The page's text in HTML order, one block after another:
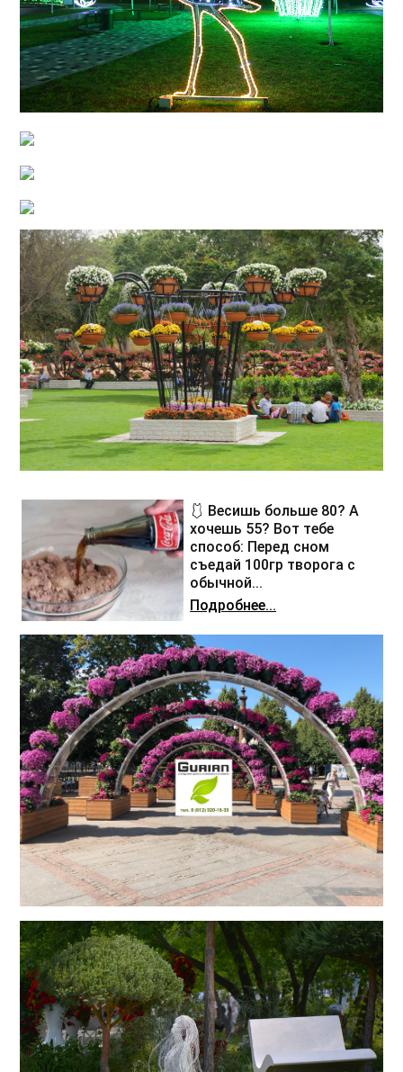
🩱 Весишь больше 80? А
хочешь 55? Вот тебе
способ: Перед сном
съедай 100гр творога с
обычной...
Подробнее...